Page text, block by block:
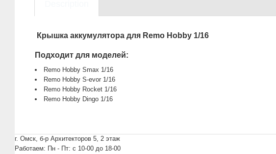
Крышка аккумулятора для Remo Hobby 1/16
Подходит для моделей:
Remo Hobby Smax 1/16
Remo Hobby S-evor 1/16
Remo Hobby Rocket 1/16
Remo Hobby Dingo 1/16
г. Омск, б-р Архитекторов 5, 2 этаж
Работаем: Пн - Пт: c 10-00 до 18-00